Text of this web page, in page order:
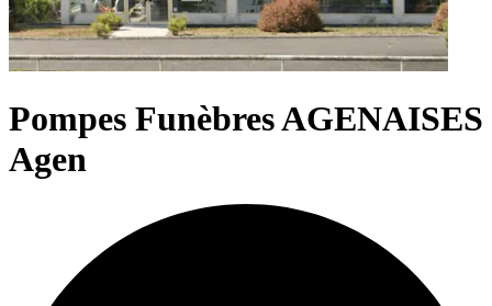
Pompes Funèbres AGENAISES
Agen